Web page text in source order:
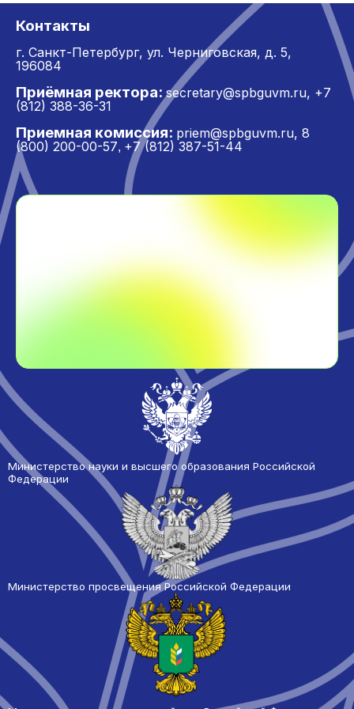
Контакты
г. Санкт-Петербург, ул. Черниговская, д. 5,
196084
Приёмная ректора: secretary@spbguvm.ru, +7
(812) 388-36-31
Приемная комиссия: priem@spbguvm.ru, 8
(800) 200-00-57, +7 (812) 387-51-44
Министерство науки и высшего образования Российской
Федерации
Министерство просвещения Российской Федерации